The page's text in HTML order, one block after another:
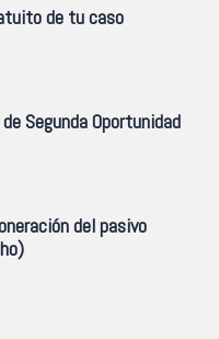
de tu caso
Segunda Oportunidad
del pasivo